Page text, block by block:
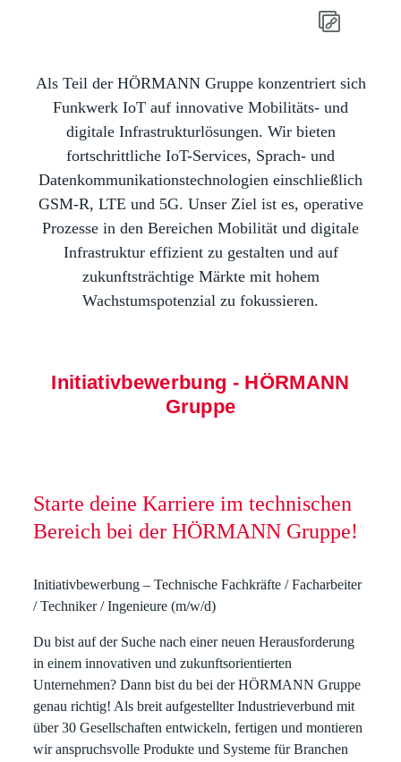
Als Teil der HÖRMANN Gruppe konzentriert sich
Funkwerk IoT auf innovative Mobilitäts- und
digitale Infrastrukturlösungen. Wir bieten
fortschrittliche IoT-Services, Sprach- und
Datenkommunikationstechnologien einschließlich
GSM-R, LTE und 5G. Unser Ziel ist es, operative
Prozesse in den Bereichen Mobilität und digitale
Infrastruktur effizient zu gestalten und auf
zukunftsträchtige Märkte mit hohem
Wachstumspotenzial zu fokussieren.
Initiativbewerbung - HÖRMANN
Gruppe
Starte deine Karriere im technischen
Bereich bei der HÖRMANN Gruppe!
Initiativbewerbung – Technische Fachkräfte / Facharbeiter
/ Techniker / Ingenieure (m/w/d)
Du bist auf der Suche nach einer neuen Herausforderung
in einem innovativen und zukunftsorientierten
Unternehmen? Dann bist du bei der HÖRMANN Gruppe
genau richtig! Als breit aufgestellter Industrieverbund mit
über 30 Gesellschaften entwickeln, fertigen und montieren
wir anspruchsvolle Produkte und Systeme für Branchen